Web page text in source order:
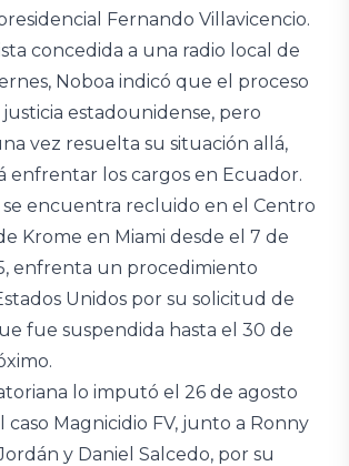
Fernando Villavicencio.
concedida a una radio local de
Noboa indicó que el proceso
estadounidense, pero
vez resuelta su situación allá,
enfrentar los cargos en Ecuador.
se encuentra recluido en el Centro
Krome en Miami desde el 7 de
enfrenta un procedimiento
Unidos por su solicitud de
fue suspendida hasta el 30 de
lo imputó el 26 de agosto
Magnicidio FV, junto a Ronny
y Daniel Salcedo, por su